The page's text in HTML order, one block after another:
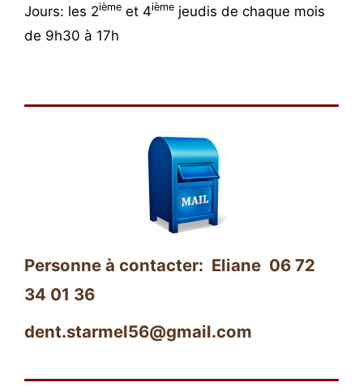
Jours: les 2ième et 4ième jeudis de chaque mois
de 9h30 à 17h
Personne à contacter: Eliane 06 72
34 01 36
dent.starmel56@gmail.com